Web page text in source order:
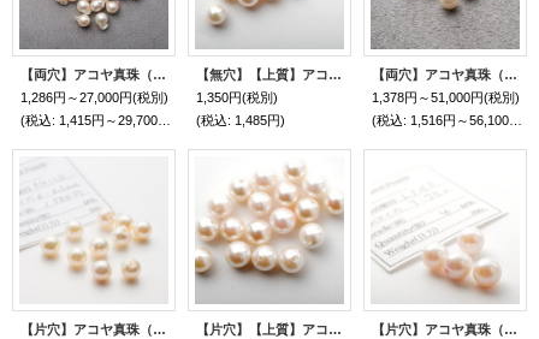
【両穴】アコヤ真珠（バロック / ホワイト / 7.5mm UP）1個〜
1,286円～27,000円(税別)
(税込: 1,415円～29,700円)
【無穴】【上質】アコヤ真珠（ラウンド / ホワイト / 5mm UP）１個
1,350円(税別)
(税込: 1,485円)
【両穴】アコヤ真珠（ラウンド / ホワイト / 5mm UP）1個〜
1,378円～51,000円(税別)
(税込: 1,516円～56,100円)
【片穴】アコヤ真珠（ 3/4 / ホワイト / 6mm UP）１個
【片穴】【上質】アコヤ真珠（ラウンド / ホワイト / 6mm UP）１個
【片穴】アコヤ真珠（ラウンド / ホワイト / 7mm UP）１個